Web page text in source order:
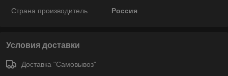
Страна производитель
Россия
Условия доставки
Доставка "Самовывоз"